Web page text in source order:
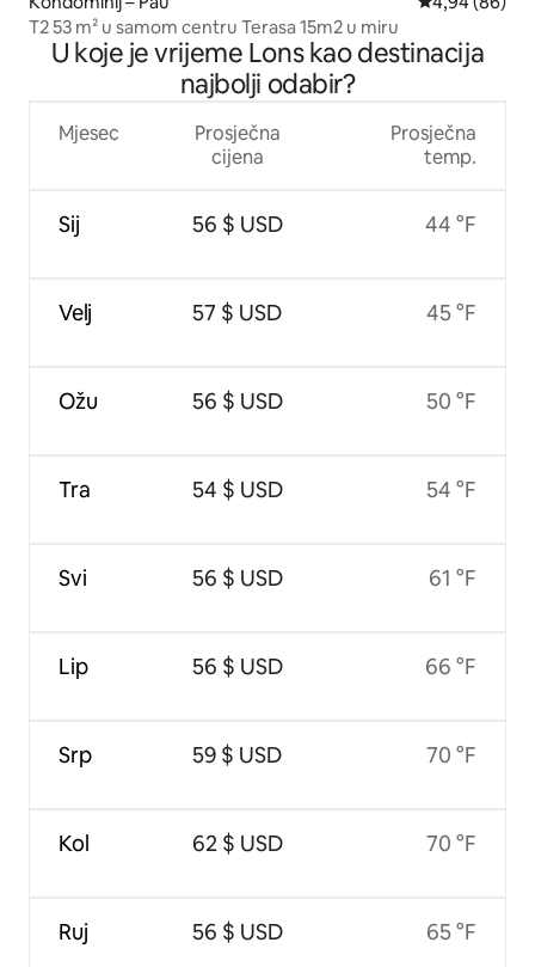
T2 53 m² u samom centru Terasa 15m2 u miru
U koje je vrijeme Lons kao destinacija
najbolji odabir?
Mjesec
Sij
Velj
Ožu
Tra
Svi
Lip
Srp
Kol
Ruj
Prosječna
cijena
56 $ USD
57 $ USD
56 $ USD
54 $ USD
56 $ USD
56 $ USD
59 $ USD
62 $ USD
56 $ USD
Prosječna
temp.
44 °F
45 °F
50 °F
54 °F
61 °F
66 °F
70 °F
70 °F
65 °F